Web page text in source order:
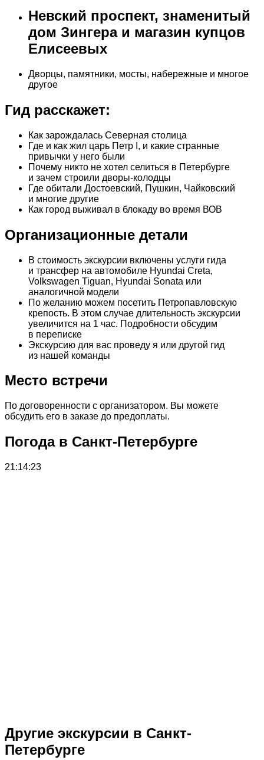
Невский проспект, знаменитый
дом Зингера и магазин купцов
Елисеевых
Дворцы, памятники, мосты, набережные и многое
другое
Гид расскажет:
Как зарождалась Северная столица
Где и как жил царь Петр I, и какие странные
привычки у него были
Почему никто не хотел селиться в Петербурге
и зачем строили дворы-колодцы
Где обитали Достоевский, Пушкин, Чайковский
и многие другие
Как город выживал в блокаду во время ВОВ
Организационные детали
В стоимость экскурсии включены услуги гида
и трансфер на автомобиле Hyundai Creta,
Volkswagen Tiguan, Hyundai Sonata или
аналогичной модели
По желанию можем посетить Петропавловскую
крепость. В этом случае длительность экскурсии
увеличится на 1 час. Подробности обсудим
в переписке
Экскурсию для вас проведу я или другой гид
из нашей команды
Место встречи
По договоренности с организатором. Вы можете
обсудить его в заказе до предоплаты.
Погода в Санкт-Петербурге
21:14:23
Другие экскурсии в Санкт-
Петербурге